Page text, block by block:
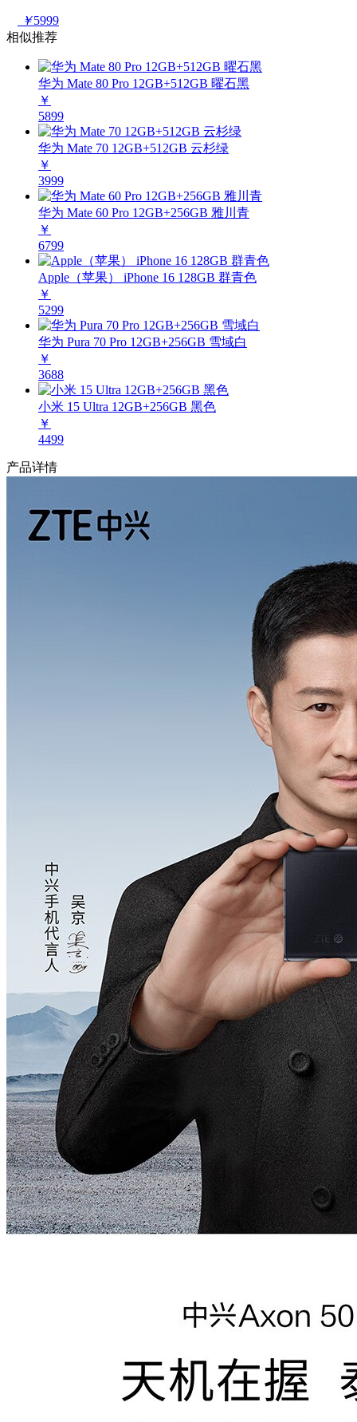
￥5999
相似推荐
华为 Mate 80 Pro 12GB+512GB 曜石黑
￥
5899
华为 Mate 70 12GB+512GB 云杉绿
￥
3999
华为 Mate 60 Pro 12GB+256GB 雅川青
￥
6799
Apple（苹果） iPhone 16 128GB 群青色
￥
5299
华为 Pura 70 Pro 12GB+256GB 雪域白
￥
3688
小米 15 Ultra 12GB+256GB 黑色
￥
4499
产品详情